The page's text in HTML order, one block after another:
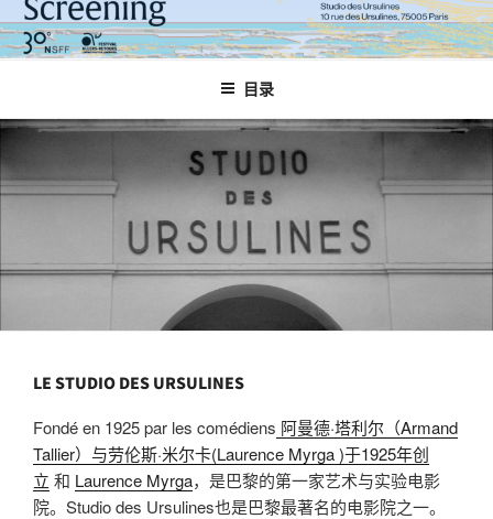
至
内
目录
LE STUDIO DES URSULINES
Fondé en 1925 par les comédiens 阿曼德·塔利尔（Armand
Tallier）与劳伦斯·米尔卡(Laurence Myrga )于1925年创
立 和 Laurence Myrga，是巴黎的第一家艺术与实验电影
院。Studio des Ursulines也是巴黎最著名的电影院之一。